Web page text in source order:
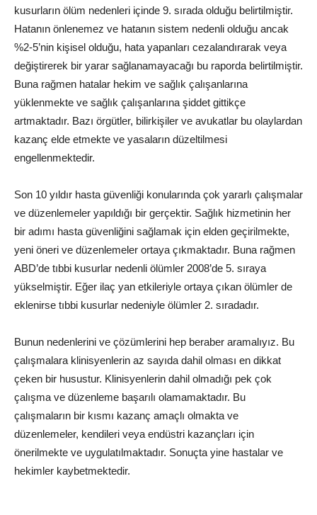
kusurların ölüm nedenleri içinde 9. sırada olduğu belirtilmiştir.
Hatanın önlenemez ve hatanın sistem nedenli olduğu ancak
%2-5’nin kişisel olduğu, hata yapanları cezalandırarak veya
değiştirerek bir yarar sağlanamayacağı bu raporda belirtilmiştir.
Buna rağmen hatalar hekim ve sağlık çalışanlarına
yüklenmekte ve sağlık çalışanlarına şiddet gittikçe
artmaktadır. Bazı örgütler, bilirkişiler ve avukatlar bu olaylardan
kazanç elde etmekte ve yasaların düzeltilmesi
engellenmektedir.
Son 10 yıldır hasta güvenliği konularında çok yararlı çalışmalar
ve düzenlemeler yapıldığı bir gerçektir. Sağlık hizmetinin her
bir adımı hasta güvenliğini sağlamak için elden geçirilmekte,
yeni öneri ve düzenlemeler ortaya çıkmaktadır. Buna rağmen
ABD’de tıbbi kusurlar nedenli ölümler 2008’de 5. sıraya
yükselmiştir. Eğer ilaç yan etkileriyle ortaya çıkan ölümler de
eklenirse tıbbi kusurlar nedeniyle ölümler 2. sıradadır.
Bunun nedenlerini ve çözümlerini hep beraber aramalıyız. Bu
çalışmalara klinisyenlerin az sayıda dahil olması en dikkat
çeken bir husustur. Klinisyenlerin dahil olmadığı pek çok
çalışma ve düzenleme başarılı olamamaktadır. Bu
çalışmaların bir kısmı kazanç amaçlı olmakta ve
düzenlemeler, kendileri veya endüstri kazançları için
önerilmekte ve uygulatılmaktadır. Sonuçta yine hastalar ve
hekimler kaybetmektedir.